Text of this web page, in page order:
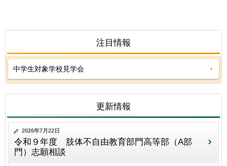
注目情報
中学生対象学校見学会
更新情報
2026年7月22日
令和９年度 肢体不自由教育部門高等部（A部
門）志願相談